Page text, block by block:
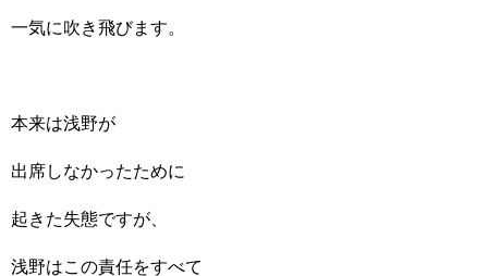
一気に吹き飛びます。
本来は浅野が
出席しなかったために
起きた失態ですが、
浅野はこの責任をすべて